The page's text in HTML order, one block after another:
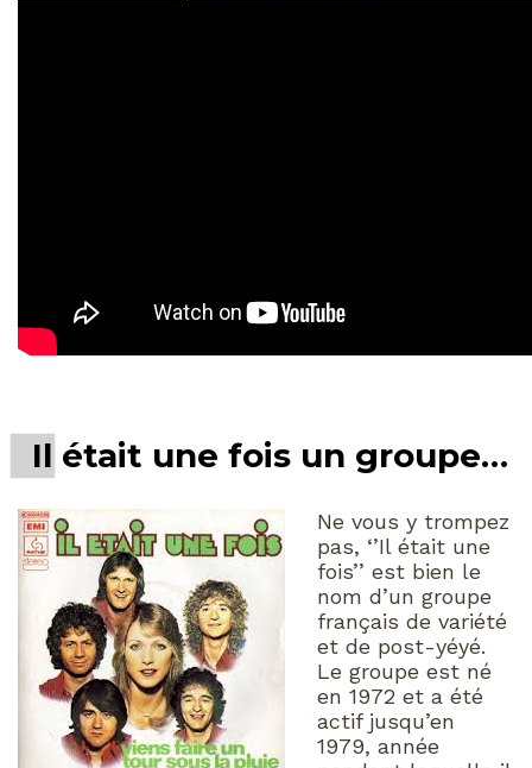
Il était une fois un groupe…
Ne vous y trompez
pas, ‘’Il était une
fois’’ est bien le
nom d’un groupe
français de variété
et de post-yéyé.
Le groupe est né
en 1972 et a été
actif jusqu’en
1979, année